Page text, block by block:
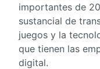
importantes de
sustancial de
juegos y la
que tienen las
digital.